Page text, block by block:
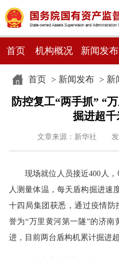
首页 机构概况 新闻发布
首页> 新闻发布> 新
防控复工“两手抓” “
掘进超
文章来源：新华社 发
现场就位人员接近400人
人测量体温，每天盾构掘进速
十四局集团获悉，通过疫情防
誉为“万里黄河第一隧”的济南
进，目前两台盾构机累计掘进超